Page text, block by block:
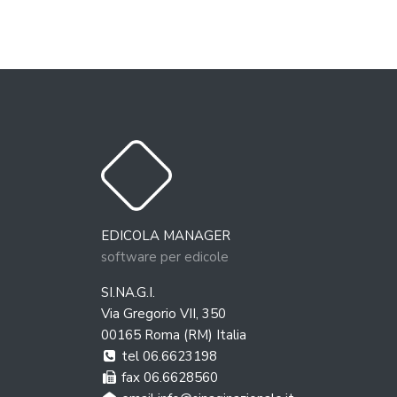
EDICOLA MANAGER
software per edicole
SI.NA.G.I.
Via Gregorio VII, 350
00165 Roma (RM) Italia
tel 06.6623198
fax 06.6628560
AGOSTO 2026
MER GIO VEN SAB
6
12 13 14
19 20 21
26 27 28